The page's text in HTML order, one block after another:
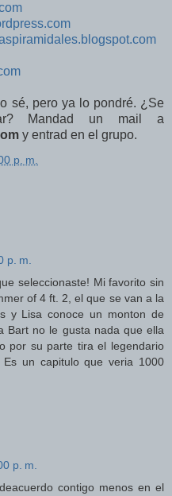
sé, pero ya lo pondré. ¿Se
Mandad un mail a
y entrad en el grupo.
p. m.
p. m.
seleccionaste! Mi favorito sin
of 4 ft. 2, el que se van a la
y Lisa conoce un monton de
Bart no le gusta nada que ella
por su parte tira el legendario
un capitulo que veria 1000
p. m.
contigo menos en el